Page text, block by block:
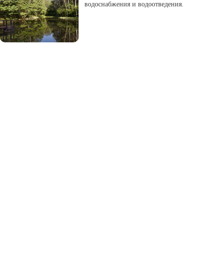
водоснабжения и водоотведения.